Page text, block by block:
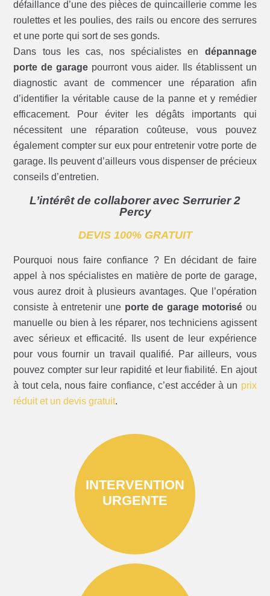
défaillance d’une des pièces de quincaillerie comme les
roulettes et les poulies, des rails ou encore des serrures
et une porte qui sort de ses gonds.
Dans tous les cas, nos spécialistes en dépannage
porte de garage pourront vous aider. Ils établissent un
diagnostic avant de commencer une réparation afin
d’identifier la véritable cause de la panne et y remédier
efficacement. Pour éviter les dégâts importants qui
nécessitent une réparation coûteuse, vous pouvez
également compter sur eux pour entretenir votre porte de
garage. Ils peuvent d’ailleurs vous dispenser de précieux
conseils d’entretien.
L’intérêt de collaborer avec Serrurier 2
Percy
DEVIS 100% GRATUIT
Pourquoi nous faire confiance ? En décidant de faire
appel à nos spécialistes en matière de porte de garage,
vous aurez droit à plusieurs avantages. Que l’opération
consiste à entretenir une porte de garage motorisé ou
manuelle ou bien à les réparer, nos techniciens agissent
avec sérieux et efficacité. Ils usent de leur expérience
pour vous fournir un travail qualifié. Par ailleurs, vous
pouvez compter sur leur rapidité et leur fiabilité. En ajout
à tout cela, nous faire confiance, c’est accéder à un prix
réduit et un devis gratuit.
INTERVENTION
URGENTE